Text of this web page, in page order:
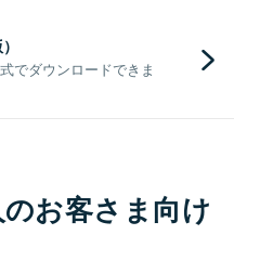
でダウンロードできま
お客さま向け